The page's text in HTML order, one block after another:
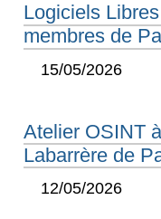
Logiciels
membres de
15/05/2026
Atelier OSINT
Labarrère de
12/05/2026